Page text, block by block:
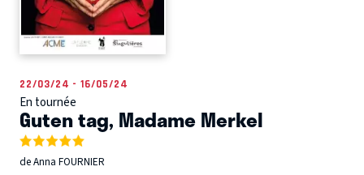
22/03/24 - 16/05/24
En tournée
Guten tag, Madame Merkel
de Anna FOURNIER